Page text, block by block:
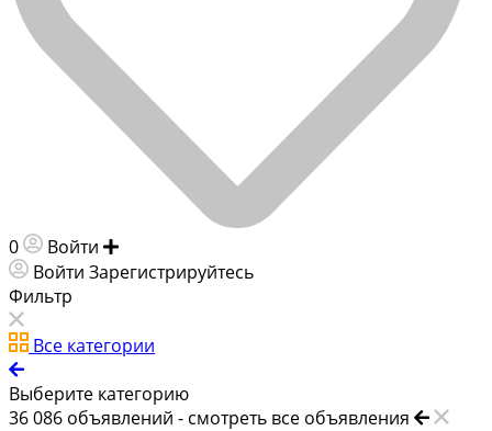
0 Войти
Войти Зарегистрируйтесь
Фильтр
Все категории
Выберите категорию
36 086 объявлений - смотреть все объявления